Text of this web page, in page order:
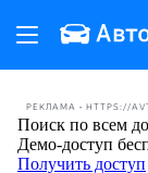
РЕКЛАМА • HTTPS://